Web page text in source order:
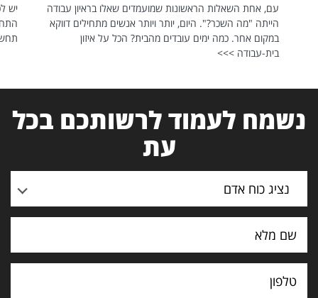
עם, אחת השאלות הראשונות שמועמדים שאלו בראיון עבודה
הייתה "מה השכר?". היום, יותר ויותר אנשים מתחילים דווקא
במקום אחר. כמה ימים עובדים מהבית? הכל על איזון
בית-עבודה >>>
יש
נשמח לעמוד לרשותכם בכל
עת
נציג כוח אדם